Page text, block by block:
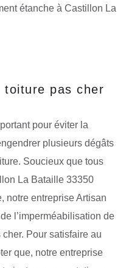
étanche à Castillon La
toiture pas cher
pour éviter la
plusieurs dégâts
Soucieux que tous
La Bataille 33350
notre entreprise Artisan
l’imperméabilisation de
Pour satisfaire au
que, notre entreprise